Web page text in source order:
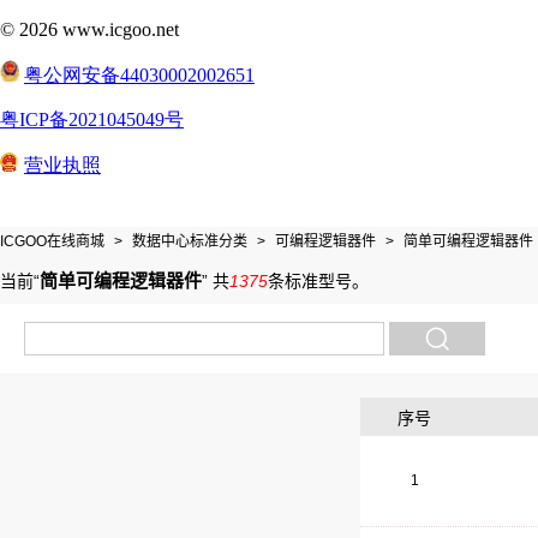
ICGOO在线商城 > 数据中心标准分类 > 可编程逻辑器件 > 简单可编程逻辑器件
当前“简单可编程逻辑器件” 共1375条标准型号。
序号
1